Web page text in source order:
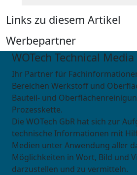
Links zu diesem Artikel
Werbepartner
WOTech Technical Media
Ihr Partner für
Bereichen Werkstoff und
Bauteil- und
Prozesskette.
Die WOTech GbR hat sich zur
technische Informationen mit
Medien unter Anwendung aller
Möglichkeiten in Wort, Bild und
darzustellen und zu vermitteln.